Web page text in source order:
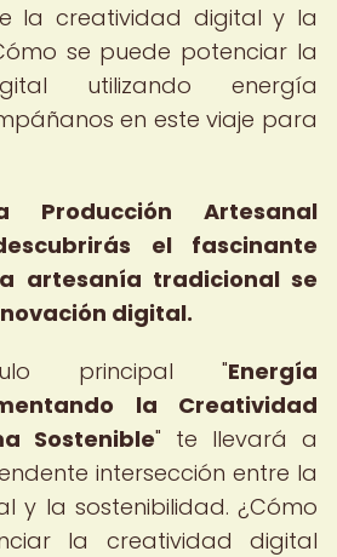
la creatividad digital y la
se puede potenciar la
utilizando energía
en este viaje para
Producción Artesanal
el fascinante
artesanía tradicional se
digital.
principal "Energía
la Creatividad
Sostenible" te llevará a
intersección entre la
y la sostenibilidad. ¿Cómo
la creatividad digital